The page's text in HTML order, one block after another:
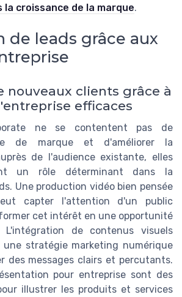
croissance de la marque.
de leads grâce aux
nouveaux clients grâce à
efficaces
ne se contentent pas de
de marque et d'améliorer la
de l'audience existante, elles
un rôle déterminant dans la
Une production vidéo bien pensée
capter l'attention d'un public
cet intérêt en une opportunité
L'intégration de contenus visuels
une stratégie marketing numérique
des messages clairs et percutants.
pour entreprise sont des
illustrer les produits et services